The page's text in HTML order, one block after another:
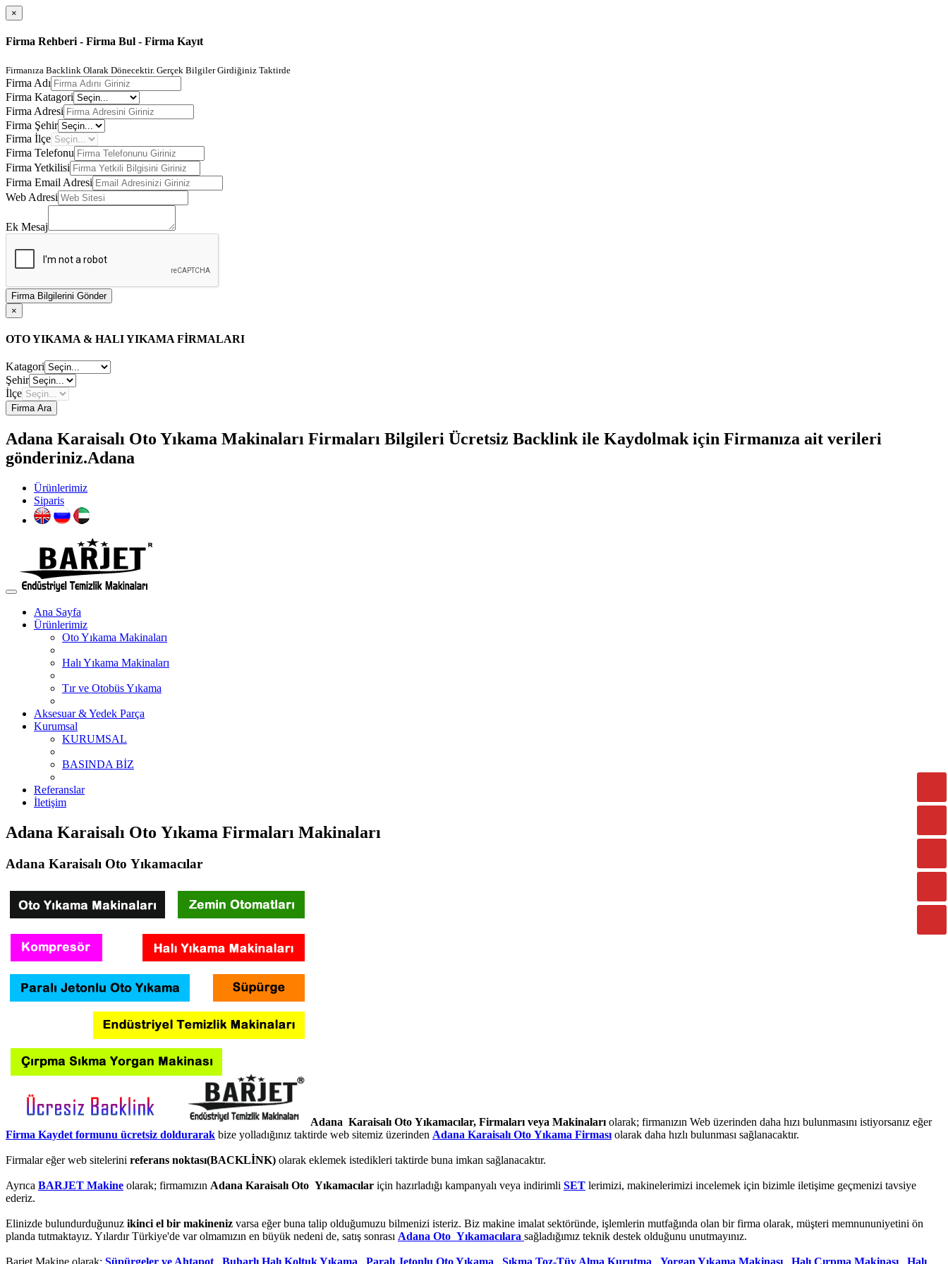
×
Firma Rehberi - Firma Bul - Firma Kayıt
Firmanıza Backlink Olarak Dönecektir. Gerçek Bilgiler Girdiğiniz Taktirde
Firma Adı
Firma Katagori
Firma Adresi
Firma Şehir
Firma İlçe
Firma Telefonu
Firma Yetkilisi
Firma Email Adresi
Web Adresi
Ek Mesaj
Firma Bilgilerini Gönder
×
OTO YIKAMA & HALI YIKAMA FİRMALARI
Katagori
Şehir
İlçe
Firma Ara
Adana Karaisalı Oto Yıkama Makinaları Firmaları Bilgileri Ücretsiz Backlink ile Kaydolmak için Firmanıza ait verileri
gönderiniz.Adana
Ürünlerimiz
Siparis
Ana Sayfa
Ürünlerimiz
Oto Yıkama Makinaları
Halı Yıkama Makinaları
Tır ve Otobüs Yıkama
Aksesuar & Yedek Parça
Kurumsal
KURUMSAL
BASINDA BİZ
Referanslar
İletişim
Adana Karaisalı Oto Yıkama Firmaları Makinaları
Adana Karaisalı Oto Yıkamacılar
Adana Karaisalı Oto Yıkamacılar, Firmaları veya Makinalarıolarak; firmanızın Web üzerinden daha hızı bulunmasını istiyorsanız eğer
Firma Kaydet formunu ücretsiz doldurarak bize yolladığınız taktirde web sitemiz üzerinden Adana Karaisalı Oto Yıkama Firmasıolarak daha hızlı bulunması sağlanacaktır.
Firmalar eğer web sitelerini referans noktası(BACKLİNK) olarak eklemek istedikleri taktirde buna imkan sağlanacaktır.
Ayrıca BARJET Makine olarak; firmamızın Adana Karaisalı Oto Yıkamacılar için hazırladığı kampanyalı veya indirimli SET lerimizi, makinelerimizi incelemek için bizimle iletişime geçmenizi tavsiye
ederiz.
Elinizde bulundurduğunuz ikinci el bir makineniz varsa eğer buna talip olduğumuzu bilmenizi isteriz. Biz makine imalat sektöründe, işlemlerin mutfağında olan bir firma olarak, müşteri memnununiyetini ön
planda tutmaktayız. Yılardır Türkiye'de var olmamızın en büyük nedeni de, satış sonrası Adana Oto Yıkamacılara sağladığımız teknik destek olduğunu unutmayınız.